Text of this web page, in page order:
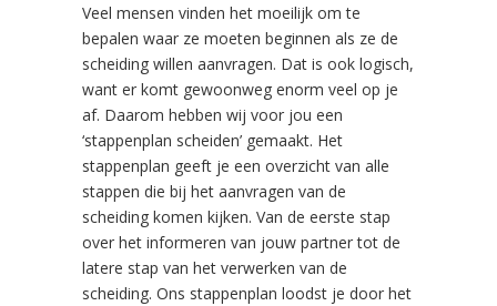
Veel mensen vinden het moeilijk om te
bepalen waar ze moeten beginnen als ze de
scheiding willen aanvragen. Dat is ook logisch,
want er komt gewoonweg enorm veel op je
af. Daarom hebben wij voor jou een
‘stappenplan scheiden’ gemaakt. Het
stappenplan geeft je een overzicht van alle
stappen die bij het aanvragen van de
scheiding komen kijken. Van de eerste stap
over het informeren van jouw partner tot de
latere stap van het verwerken van de
scheiding. Ons stappenplan loodst je door het